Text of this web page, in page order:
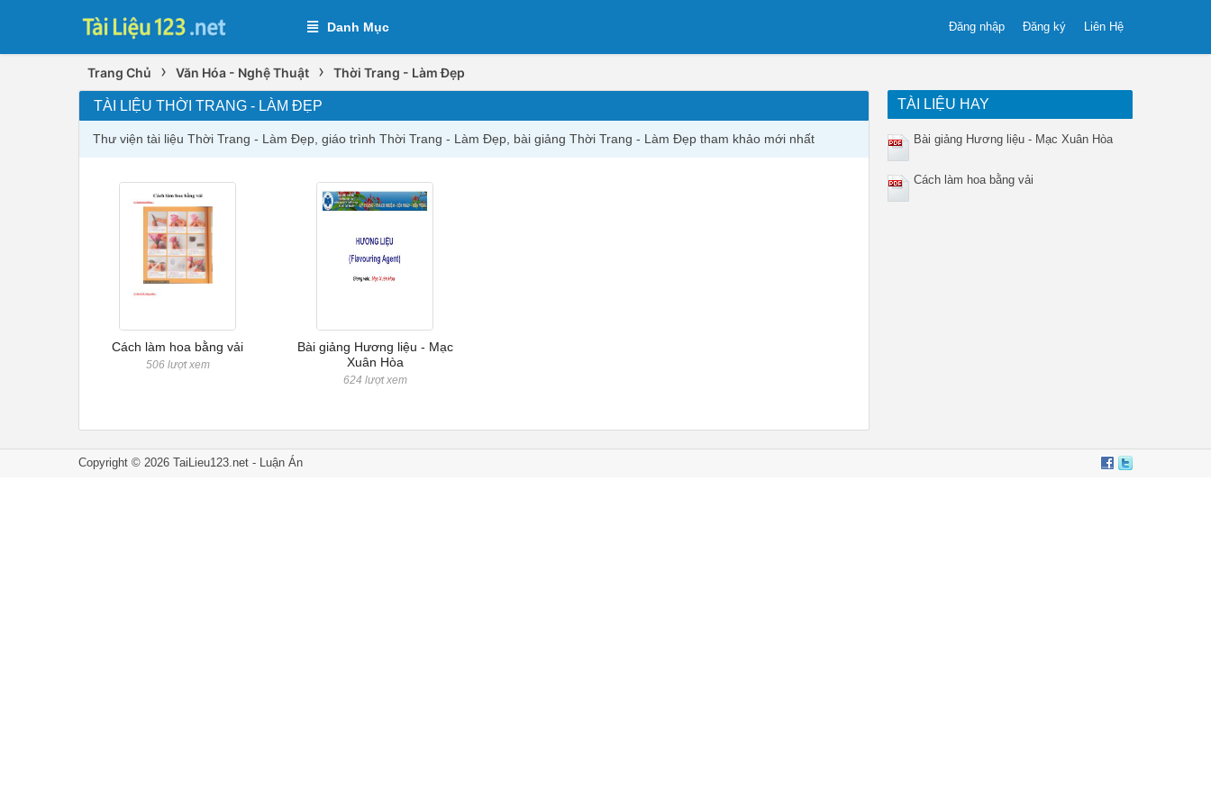
Danh Mục Liên Hệ
Đăng ký
Đăng nhập
Trang Chủ › Văn Hóa - Nghệ Thuật › Thời Trang - Làm Đẹp
TÀI LIỆU THỜI TRANG - LÀM ĐẸP
Thư viện tài liệu Thời Trang - Làm Đẹp, giáo trình Thời Trang - Làm Đẹp, bài giảng Thời Trang - Làm Đẹp tham khảo mới nhất
Cách làm hoa bằng vải
506 lượt xem
Bài giảng Hương liệu - Mạc
Xuân Hòa
624 lượt xem
TÀI LIỆU HAY
Bài giảng Hương liệu - Mạc Xuân Hòa
Cách làm hoa bằng vải
Copyright © 2026 TaiLieu123.net - Luận Án